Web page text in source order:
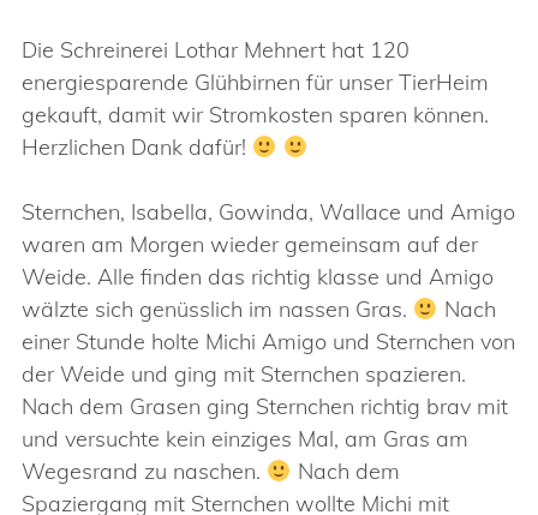
Die Schreinerei Lothar Mehnert hat 120
energiesparende Glühbirnen für unser TierHeim
gekauft, damit wir Stromkosten sparen können.
Herzlichen Dank dafür!
Sternchen, Isabella, Gowinda, Wallace und Amigo
waren am Morgen wieder gemeinsam auf der
Weide. Alle finden das richtig klasse und Amigo
wälzte sich genüsslich im nassen Gras.
Nach
einer Stunde holte Michi Amigo und Sternchen von
der Weide und ging mit Sternchen spazieren.
Nach dem Grasen ging Sternchen richtig brav mit
und versuchte kein einziges Mal, am Gras am
Wegesrand zu naschen.
Nach dem
Spaziergang mit Sternchen wollte Michi mit